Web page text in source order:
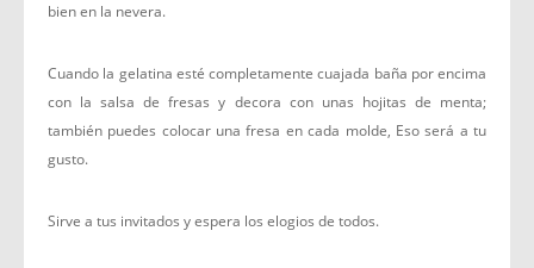
bien en la nevera.
Cuando la gelatina esté completamente cuajada baña por encima
con la salsa de fresas y decora con unas hojitas de menta;
también puedes colocar una fresa en cada molde, Eso será a tu
gusto.
Sirve a tus invitados y espera los elogios de todos.